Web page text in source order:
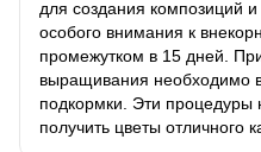
для создания композиций и
особого внимания к
промежутком в 15 дней.
выращивания необходимо
подкормки. Эти процедуры
получить цветы отличного